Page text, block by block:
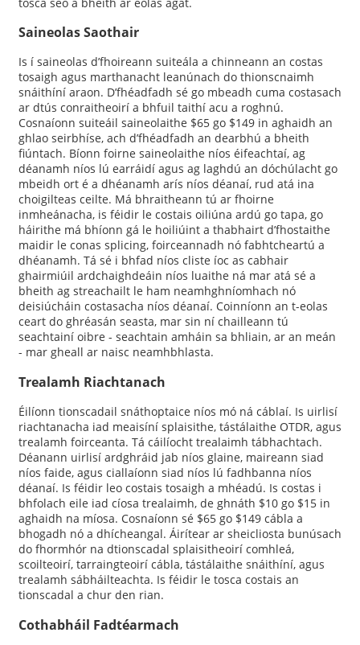
Saineolas Saothair
Is í saineolas d’fhoireann suiteála a chinneann an costas
tosaigh agus marthanacht leanúnach do thionscnaimh
snáithíní araon. D’fhéadfadh sé go mbeadh cuma costasach
ar dtús conraitheoirí a bhfuil taithí acu a roghnú.
Cosnaíonn suiteáil saineolaithe $65 go $149 in aghaidh an
ghlao seirbhíse, ach d’fhéadfadh an dearbhú a bheith
fiúntach. Bíonn foirne saineolaithe níos éifeachtaí, ag
déanamh níos lú earráidí agus ag laghdú an dóchúlacht go
mbeidh ort é a dhéanamh arís níos déanaí, rud atá ina
choigilteas ceilte. Má bhraitheann tú ar fhoirne
inmheánacha, is féidir le costais oiliúna ardú go tapa, go
háirithe má bhíonn gá le hoiliúint a thabhairt d’fhostaithe
maidir le conas splicing, foirceannadh nó fabhtcheartú a
dhéanamh. Tá sé i bhfad níos cliste íoc as cabhair
ghairmiúil ardchaighdeáin níos luaithe ná mar atá sé a
bheith ag streachailt le ham neamhghníomhach nó
deisiúcháin costasacha níos déanaí. Coinníonn an t-eolas
ceart do ghréasán seasta, mar sin ní chailleann tú
seachtainí oibre - seachtain amháin sa bhliain, ar an meán
- mar gheall ar naisc neamhbhlasta.
Trealamh Riachtanach
Éilíonn tionscadail snáthoptaice níos mó ná cáblaí. Is uirlisí
riachtanacha iad meaisíní splaisithe, tástálaithe OTDR, agus
trealamh foirceanta. Tá cáilíocht trealaimh tábhachtach.
Déanann uirlisí ardghráid jab níos glaine, maireann siad
níos faide, agus ciallaíonn siad níos lú fadhbanna níos
déanaí. Is féidir leo costais tosaigh a mhéadú. Is costas i
bhfolach eile iad cíosa trealaimh, de ghnáth $10 go $15 in
aghaidh na míosa. Cosnaíonn sé $65 go $149 cábla a
bhogadh nó a dhícheangal. Áirítear ar sheicliosta bunúsach
do fhormhór na dtionscadal splaisitheoirí comhleá,
scoilteoirí, tarraingteoirí cábla, tástálaithe snáithíní, agus
trealamh sábháilteachta. Is féidir le tosca costais an
tionscadal a chur den rian.
Cothabháil Fadtéarmach